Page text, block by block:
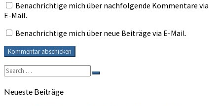
Benachrichtige mich über nachfolgende Kommentare via
E-Mail.
Benachrichtige mich über neue Beiträge via E-Mail.
Search
for:
Search
Neueste Beiträge